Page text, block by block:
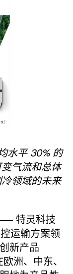
水平 30% 的
气流和总体
领域的未来
特灵科技
运输方案领
新产品
洲、中东、